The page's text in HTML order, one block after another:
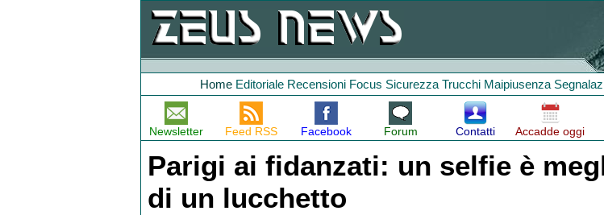
Home Editoriale Recensioni Focus Sicurezza Trucchi Maipiusenza
Newsletter Feed RSS Facebook Forum Contatti Accadde oggi
Parigi ai fidanzati: un selfie è
di un lucchetto